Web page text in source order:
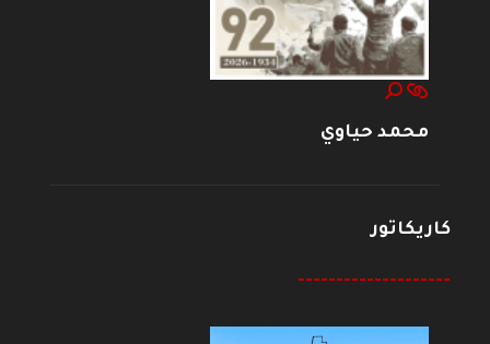
محمد حياوي
كاريكاتور
--------------------